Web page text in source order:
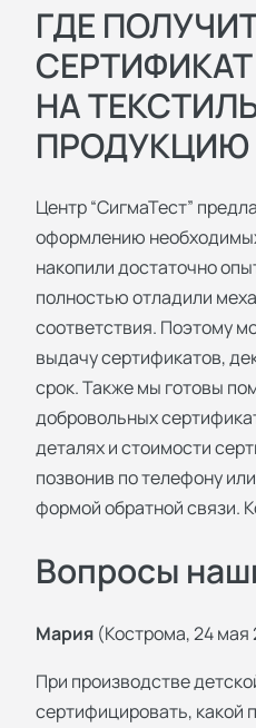
ГДЕ
НА
ПРОДУКЦИЮ
Центр “СигмаТест”
оформлению
накопили достаточно
полностью отладили
соответствия. Поэтому
выдачу сертификатов,
срок. Также мы готовы
добровольных
деталях и стоимости
позвонив по телефону
формой обратной связи.
Вопросы
Мария (Кострома, 24 мая
При производстве
сертифицировать, какой